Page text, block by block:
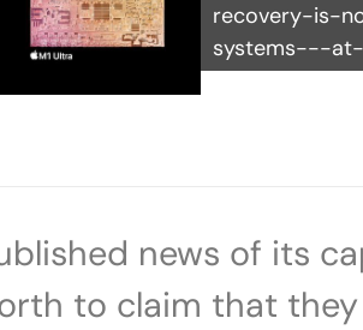
recovery-is-
systems---
news of its
to claim that